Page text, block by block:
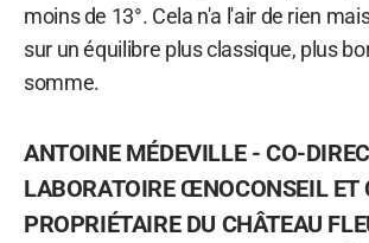
moins de 13°. Cela n'a l'air de rien
sur un équilibre plus classique, plus
somme.
ANTOINE MÉDEVILLE - CO-
LABORATOIRE ŒNOCONSEIL ET
PROPRIÉTAIRE DU CHÂTEAU